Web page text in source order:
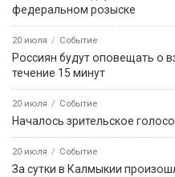
федеральном розыске
20 июля Событие
Россиян будут оповещать о
течение 15 минут
20 июля Событие
Началось зрительское
20 июля Событие
За сутки в Калмыкии